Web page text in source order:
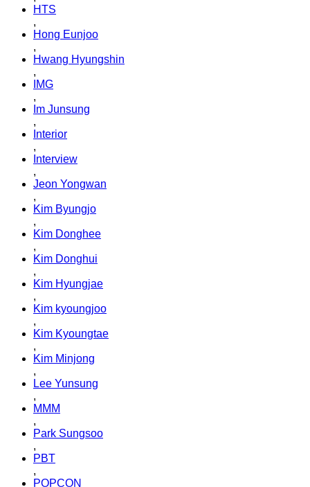
HTS
,
Hong Eunjoo
,
Hwang Hyungshin
,
IMG
,
Im Junsung
,
Interior
,
Interview
,
Jeon Yongwan
,
Kim Byungjo
,
Kim Donghee
,
Kim Donghui
,
Kim Hyungjae
,
Kim kyoungjoo
,
Kim Kyoungtae
,
Kim Minjong
,
Lee Yunsung
,
MMM
,
Park Sungsoo
,
PBT
,
POPCON